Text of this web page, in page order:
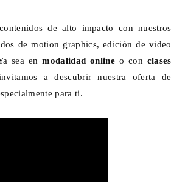
de alto impacto con nuestros
de motion graphics, edición de video
sea en modalidad onlineo con clases
a descubrir nuestra oferta de
para ti.